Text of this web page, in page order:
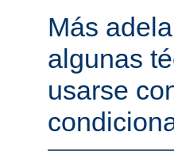
Más
algunas
usarse